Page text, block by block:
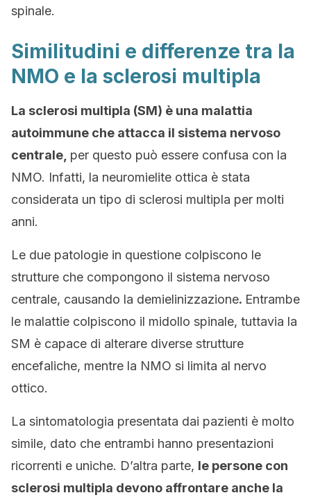
spinale.
Similitudini e differenze tra la
NMO e la sclerosi multipla
La sclerosi multipla (SM) è una malattia
autoimmune che attacca il sistema nervoso
centrale, per questo può essere confusa con la
NMO. Infatti, la neuromielite ottica è stata
considerata un tipo di sclerosi multipla per molti
anni.
Le due patologie in questione colpiscono le
strutture che compongono il sistema nervoso
centrale, causando la demielinizzazione. Entrambe
le malattie colpiscono il midollo spinale, tuttavia la
SM è capace di alterare diverse strutture
encefaliche, mentre la NMO si limita al nervo
ottico.
La sintomatologia presentata dai pazienti è molto
simile, dato che entrambi hanno presentazioni
ricorrenti e uniche. D’altra parte, le persone con
sclerosi multipla devono affrontare anche la